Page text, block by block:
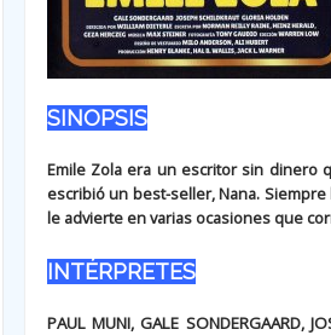
SINOPSIS
Emile Zola era un escritor sin dinero
escribió un best-seller, Nana.
le advierte en varias ocasiones que
INTÉRPRETES
PAUL MUNI, GALE SONDERGAARD,